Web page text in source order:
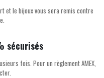
et le bijoux vous sera remis contre
sécurisés
fois. Pour un règlement AMEX,